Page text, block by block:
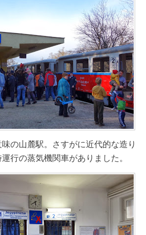
の山麓駅。さすがに近代的な造り
行の蒸気機関車がありました。